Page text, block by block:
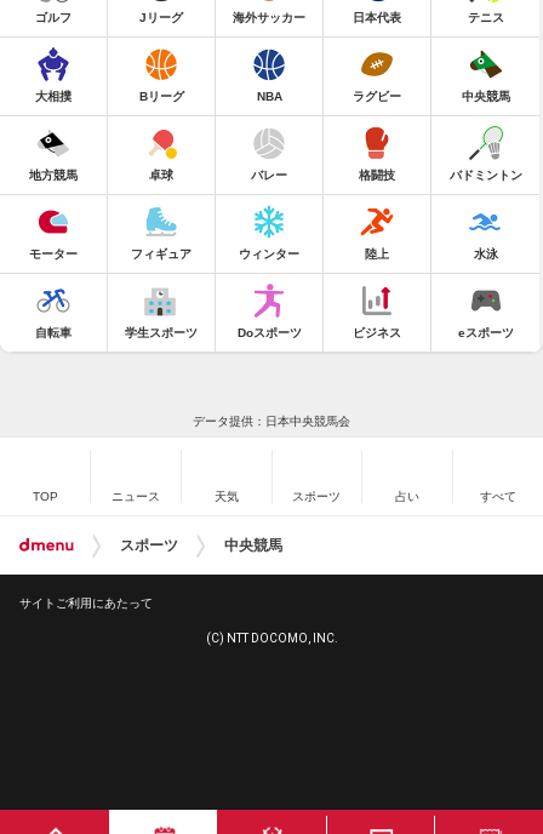
ゴルフ Jリーグ 海外サッカー 日本代表 テニス
大相撲 Bリーグ NBA ラグビー 中央競馬
地方競馬 卓球 バレー 格闘技 バドミントン
モーター フィギュア ウィンター 陸上 水泳
自転車 学生スポーツ Doスポーツ ビジネス eスポーツ
データ提供：日本中央競馬会
TOP ニュース 天気 スポーツ 占い すべて
スポーツ 中央競馬
サイトご利用にあたって
(C) NTT DOCOMO, INC.